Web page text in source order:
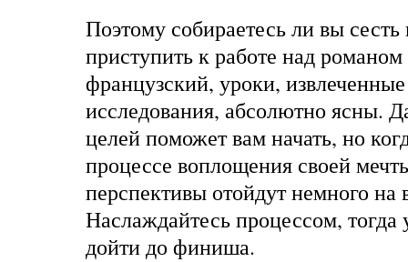
Поэтому собираетесь ли вы сесть
приступить к работе над романом
французский, уроки, извлеченные
исследования, абсолютно ясны.
целей поможет вам начать, но
процессе воплощения своей
перспективы отойдут немного на
Наслаждайтесь процессом,
дойти до финиша.